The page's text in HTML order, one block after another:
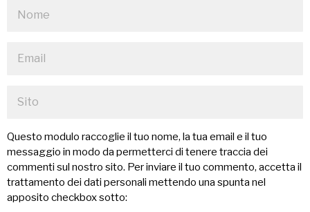
Questo modulo raccoglie il tuo nome, la tua email e il tuo
messaggio in modo da permetterci di tenere traccia dei
commenti sul nostro sito. Per inviare il tuo commento, accetta il
trattamento dei dati personali mettendo una spunta nel
apposito checkbox sotto: